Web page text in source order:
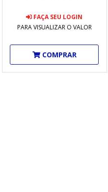
FAÇA SEU LOGIN
PARA VISUALIZAR O VALOR
COMPRAR